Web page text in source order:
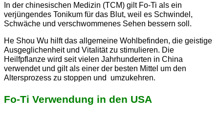
In der chinesischen Medizin (TCM) gilt Fo-Ti als ein
verjüngendes Tonikum für das Blut, weil es Schwindel,
Schwäche und verschwommenes Sehen bessern soll.
He Shou Wu hilft das allgemeine Wohlbefinden, die geistige
Ausgeglichenheit und Vitalität zu stimulieren. Die
Heilfpflanze wird seit vielen Jahrhunderten in China
verwendet und gilt als einer der besten Mittel um den
Altersprozess zu stoppen und umzukehren.
Fo-Ti Verwendung in den USA